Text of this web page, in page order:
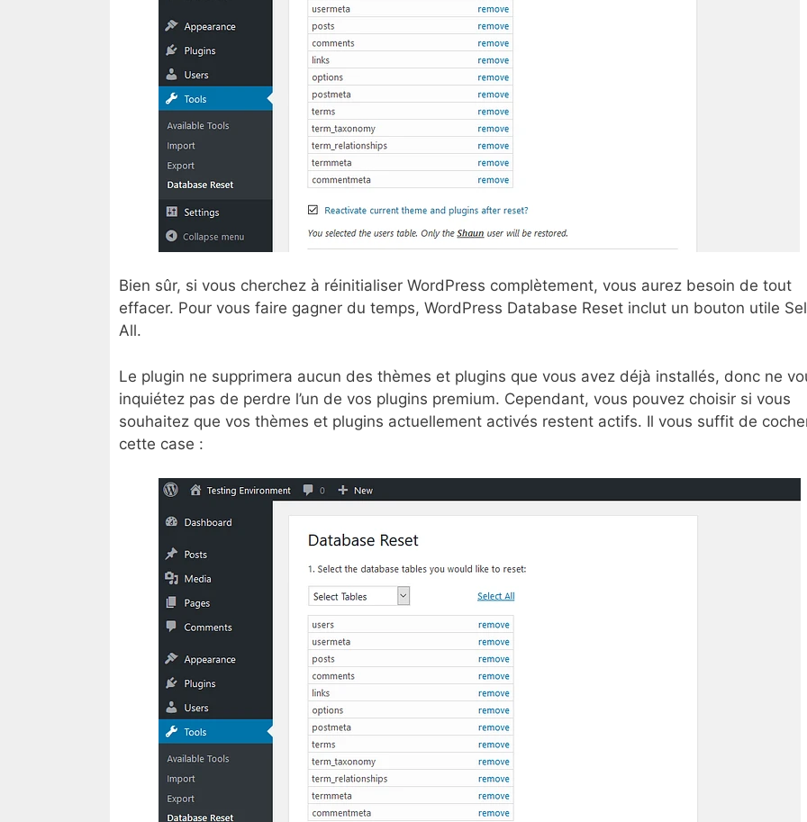
Bien sûr, si vous cherchez à réinitialiser WordPress complètement, vous aurez besoin de tout
effacer. Pour vous faire gagner du temps, WordPress Database Reset inclut un bouton utile
All.
Le plugin ne supprimera aucun des thèmes et plugins que vous avez déjà installés, donc ne
inquiétez pas de perdre l’un de vos plugins premium. Cependant, vous pouvez choisir si vous
souhaitez que vos thèmes et plugins actuellement activés restent actifs. Il vous suffit de
cette case :